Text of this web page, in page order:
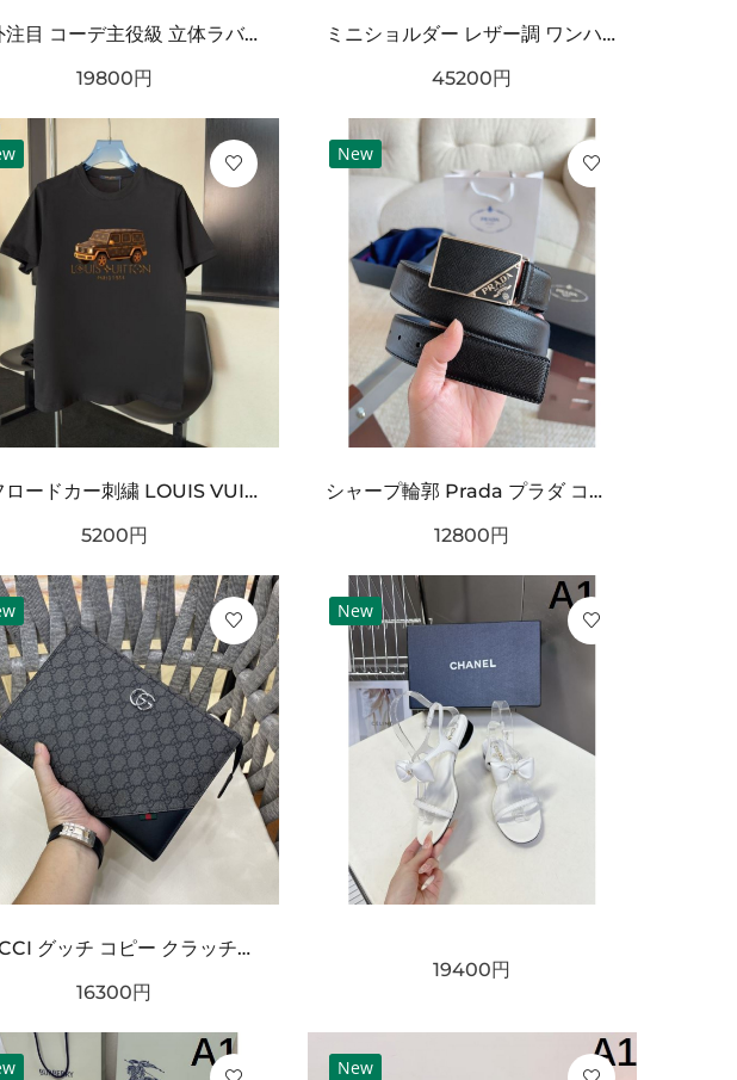
海外注目 コーデ主役級 立体ラバー構造 クッション性良好 BALENCIAGA バーバリー コピー クロッグシューズ 耐久ソール エッジィモード
19800円
ミニショルダー レザー調 ワンハンドルデザイン PRADA プラダ コピー バッグ ゴールドロゴ カラーバリエーション豊富 2WAY通勤スタイル
45200円
オフロードカー刺繍 LOUIS VUITTON ルイヴィトン コピー Tシャツ ブラックカラー フロントグラフィック 半袖デザイン ストリート感ある仕上がり
5200円
New
シャープ輪郭 Prada プラダ コピー ベルト ブラックレザー 細かなエンボス加工 サークルメタルバックル ロゴ刻印 都会的スタイル
12800円
GUCCI グッチ コピー クラッチバッグ GGスプリームキャンバス スリムフォルム フラップデザイン リストストラップ付き 軽量設計
16300円
New
19400円
New